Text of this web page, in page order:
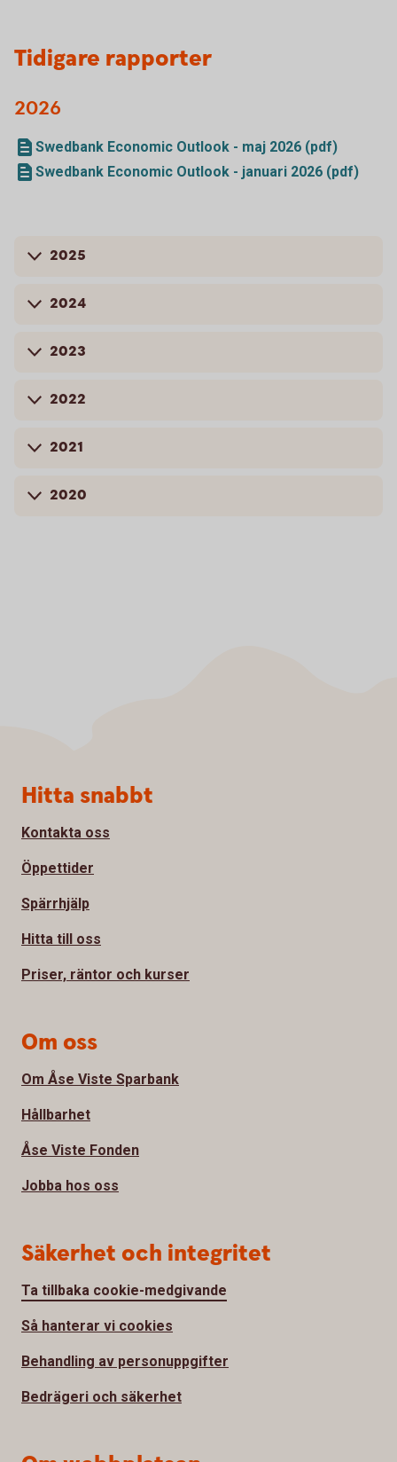
Tidigare rapporter
2026
Swedbank Economic Outlook - maj 2026 (pdf)
Swedbank Economic Outlook - januari 2026 (pdf)
2025
2024
2023
2022
2021
2020
Sidfot
Hitta snabbt
Kontakta oss
Öppettider
Spärrhjälp
Hitta till oss
Priser, räntor och kurser
Om oss
Om Åse Viste Sparbank
Hållbarhet
Åse Viste Fonden
Jobba hos oss
Säkerhet och integritet
Ta tillbaka cookie-medgivande
Så hanterar vi cookies
Behandling av personuppgifter
Bedrägeri och säkerhet